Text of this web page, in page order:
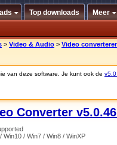
Top downloads Meer
> Video & Audio > Video
van deze software. Je kunt ook de
Converter
Win10 / Win7 / Win8 / WinXP